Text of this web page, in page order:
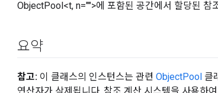
ObjectPool<t, n="">에 포함된 공간에서 할당된
요약
참고: 이 클래스의 인스턴스는 관련 ObjectPool 클